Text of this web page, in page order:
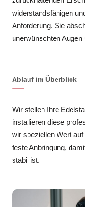
widerstandsfähigen
Anforderung. Sie
unerwünschten Augen
Ablauf im Überblick
Wir stellen Ihre
installieren diese
wir speziellen Wert
feste Anbringung,
stabil ist.